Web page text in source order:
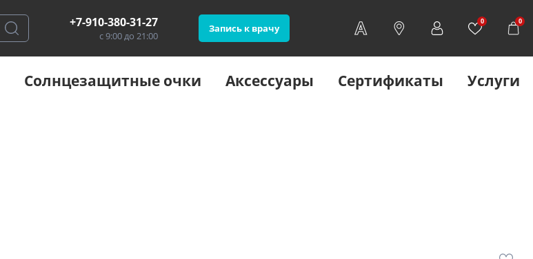
+7-910-380-31-27
с 9:00 до 21:00
Запись к врачу
0 0
Солнцезащитные очки Аксессуары Сертификаты Услуги